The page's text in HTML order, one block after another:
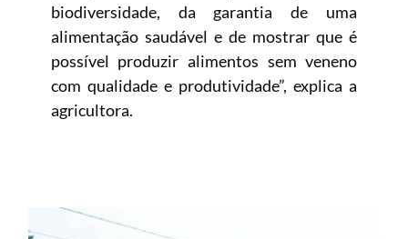
biodiversidade, da garantia de uma
alimentação saudável e de mostrar que é
possível produzir alimentos sem veneno
com qualidade e produtividade”, explica a
agricultora.